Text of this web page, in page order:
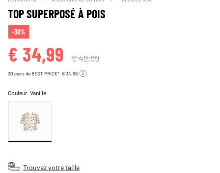
TOP SUPERPOSÉ À POIS
-30%
€ 34,99 € 49,99
30 jours de BEST PRICE*: € 34,99
Couleur:Vanille
Trouvez votre taille